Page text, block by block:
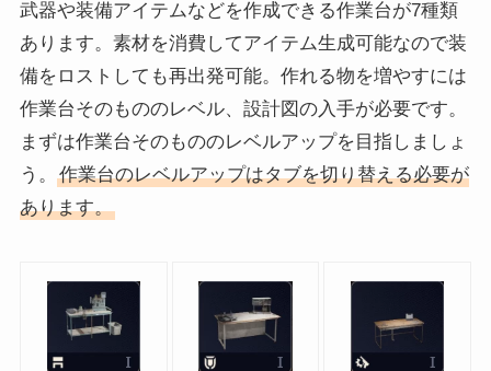
武器や装備アイテムなどを作成できる作業台が7種類
あります。素材を消費してアイテム生成可能なので装
備をロストしても再出発可能。作れる物を増やすには
作業台そのもののレベル、設計図の入手が必要です。
まずは作業台そのもののレベルアップを目指しましょ
う。
作業台のレベルアップはタブを切り替える必要が
あります。